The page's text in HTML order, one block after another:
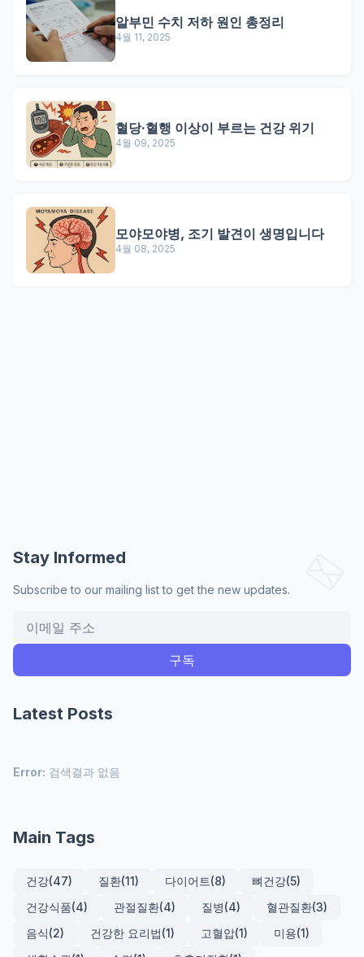
알부민 수치 저하 원인 총정리
4월 11, 2025
혈당·혈행 이상이 부르는 건강 위기
4월 09, 2025
모야모야병, 조기 발견이 생명입니다
4월 08, 2025
Stay Informed
Subscribe to our mailing list to get the new updates.
Latest Posts
Error: 검색결과 없음
Main Tags
건강(47) 질환(11) 다이어트(8) 뼈건강(5)
건강식품(4) 관절질환(4) 질병(4) 혈관질환(3)
음식(2) 건강한 요리법(1) 고혈압(1) 미용(1)